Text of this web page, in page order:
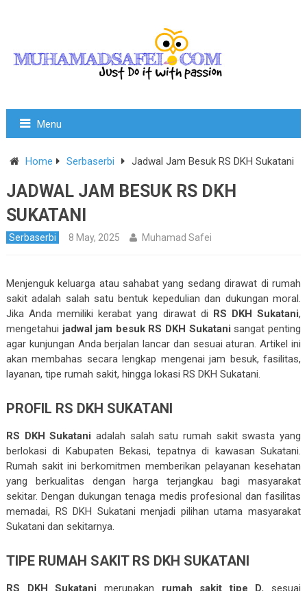
Menu
Home Serbaserbi Jadwal Jam Besuk RS DKH Sukatani
JADWAL JAM BESUK RS DKH
SUKATANI
Serbaserbi 8 May, 2025 Muhamad Safei
Menjenguk keluarga atau sahabat yang sedang dirawat di rumah
sakit adalah salah satu bentuk kepedulian dan dukungan moral.
Jika Anda memiliki kerabat yang dirawat di RS DKH Sukatani,
mengetahui jadwal jam besuk RS DKH Sukatani sangat penting
agar kunjungan Anda berjalan lancar dan sesuai aturan. Artikel ini
akan membahas secara lengkap mengenai jam besuk, fasilitas,
layanan, tipe rumah sakit, hingga lokasi RS DKH Sukatani.
PROFIL RS DKH SUKATANI
RS DKH Sukatani adalah salah satu rumah sakit swasta yang
berlokasi di Kabupaten Bekasi, tepatnya di kawasan Sukatani.
Rumah sakit ini berkomitmen memberikan pelayanan kesehatan
yang berkualitas dengan harga terjangkau bagi masyarakat
sekitar. Dengan dukungan tenaga medis profesional dan fasilitas
memadai, RS DKH Sukatani menjadi pilihan utama masyarakat
Sukatani dan sekitarnya.
TIPE RUMAH SAKIT RS DKH SUKATANI
RS DKH Sukatani merupakan rumah sakit tipe D, sesuai